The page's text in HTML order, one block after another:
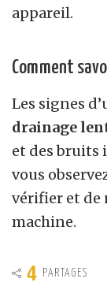
appareil.
Comment
Les signes
drainage
et des bruits
vous
vérifier et de
machine.
4 PARTAGES